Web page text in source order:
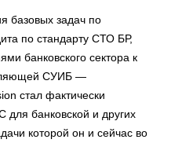
базовых задач по
по стандарту СТО БР,
банковского сектора к
СУИБ —
стал фактически
для банковской и других
которой он и сейчас во